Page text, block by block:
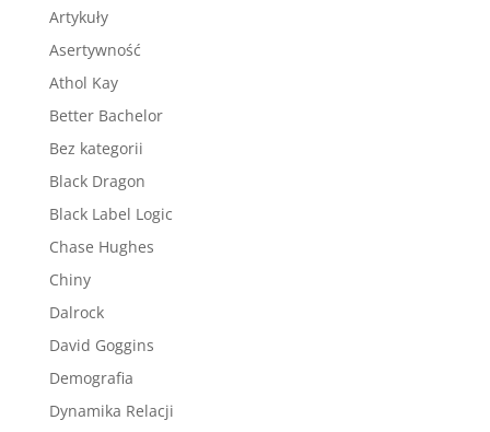
Artykuły
Asertywność
Athol Kay
Better Bachelor
Bez kategorii
Black Dragon
Black Label Logic
Chase Hughes
Chiny
Dalrock
David Goggins
Demografia
Dynamika Relacji